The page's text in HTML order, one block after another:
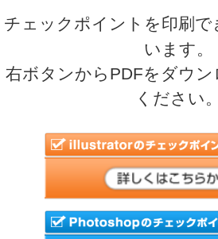
印刷をお請けできないデータについて
copyright bora-net all rights reserved.